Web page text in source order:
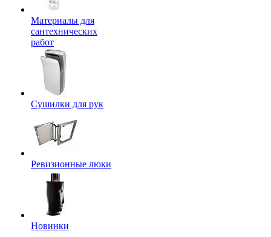
Материалы для
сантехнических
работ
Сушилки для рук
Ревизионные люки
Новинки